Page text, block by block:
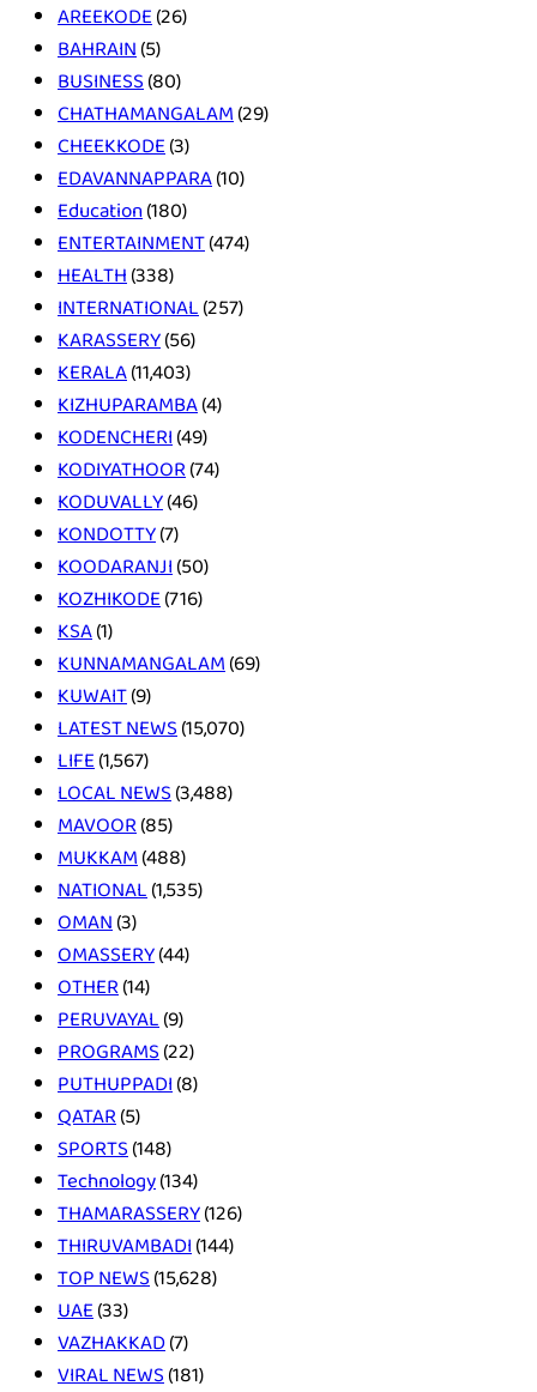
AREEKODE(26)
BAHRAIN(5)
BUSINESS(80)
CHATHAMANGALAM(29)
CHEEKKODE(3)
EDAVANNAPPARA(10)
Education(180)
ENTERTAINMENT(474)
HEALTH(338)
INTERNATIONAL(257)
KARASSERY(56)
KERALA(11,403)
KIZHUPARAMBA(4)
KODENCHERI(49)
KODIYATHOOR(74)
KODUVALLY(46)
KONDOTTY(7)
KOODARANJI(50)
KOZHIKODE(716)
KSA(1)
KUNNAMANGALAM(69)
KUWAIT(9)
LATEST NEWS(15,070)
LIFE(1,567)
LOCAL NEWS(3,488)
MAVOOR(85)
MUKKAM(488)
NATIONAL(1,535)
OMAN(3)
OMASSERY(44)
OTHER(14)
PERUVAYAL(9)
PROGRAMS(22)
PUTHUPPADI(8)
QATAR(5)
SPORTS(148)
Technology(134)
THAMARASSERY(126)
THIRUVAMBADI(144)
TOP NEWS(15,628)
UAE(33)
VAZHAKKAD(7)
VIRAL NEWS(181)